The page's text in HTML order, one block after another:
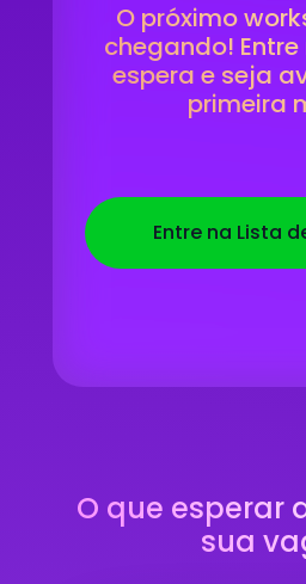
O próximo
chegando!
espera e seja
primeira
Entre na Lista
O que esperar
sua